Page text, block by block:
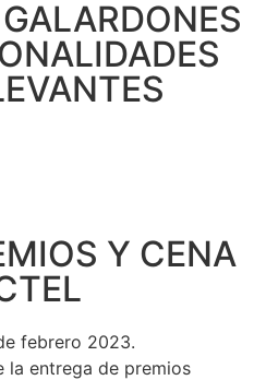
Y CENA
febrero 2023.
la entrega de premios